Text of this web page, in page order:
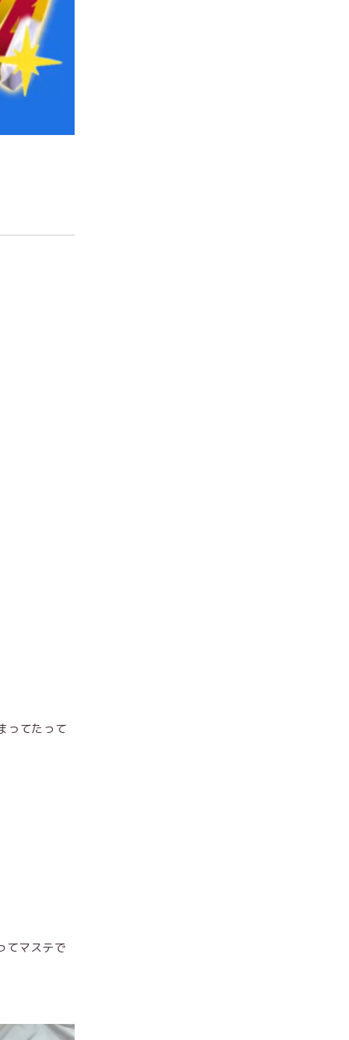
ってたって
てマステで